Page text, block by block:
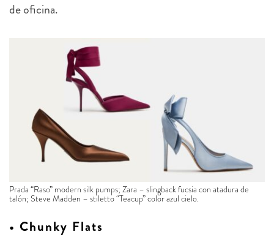
de oficina.
Prada “Raso” modern silk pumps; Zara – slingback fucsia con atadura de
talón; Steve Madden – stiletto “Teacup” color azul cielo.
• Chunky Flats